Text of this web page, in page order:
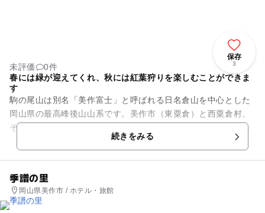
保存
3
未評価
0件
春には緑が迎えてくれ、秋には紅葉狩りを楽しむことができま
す
駒の尾山は別名「美作富士」と呼ばれる日名倉山を中心とした
岡山県の最高峰後山山系です。美作市（東粟倉）と西粟倉村、
そして兵庫県の千種町に隣接した県境の山で、後山連山の西に
位置しています。岡山県では...続きをみる
季譜の里
岡山県美作市 / ホテル・旅館